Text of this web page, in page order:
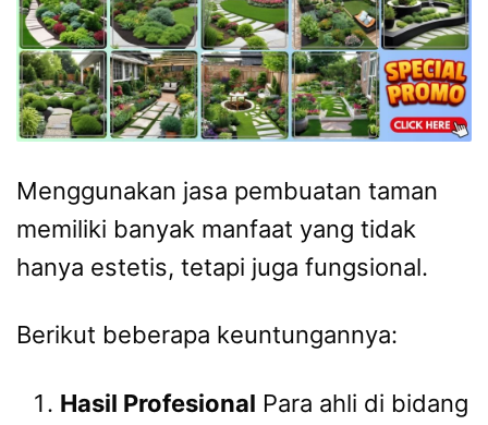
Menggunakan jasa pembuatan taman
memiliki banyak manfaat yang tidak
hanya estetis, tetapi juga fungsional.
Berikut beberapa keuntungannya:
Hasil Profesional Para ahli di bidang